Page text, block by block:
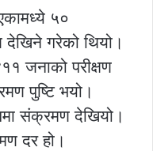
५०
देखिने गरेको थियो।
जनाको परीक्षण
पुष्टि भयो।
संक्रमण देखियो।
दर हो।